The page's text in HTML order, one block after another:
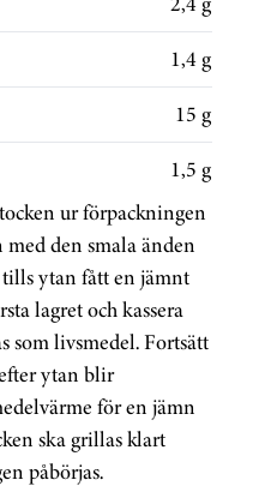
1,4 g
15 g
1,5 g
ur förpackningen
den smala änden
ytan fått en jämnt
lagret och kassera
som livsmedel. Fortsätt
ytan blir
för en jämn
ska grillas klart
påbörjas.